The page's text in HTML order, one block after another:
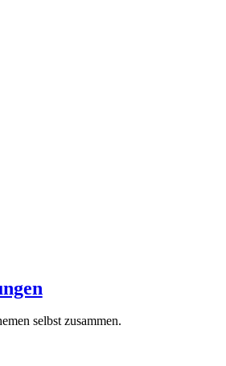
selbst zusammen.